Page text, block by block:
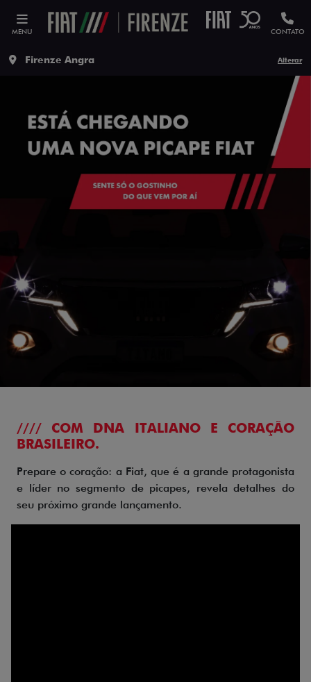
MENU CONTATO
Firenze Angra Alterar
//// COM DNA ITALIANO E CORAÇÃO
BRASILEIRO.
Prepare o coração: a Fiat, que é a grande protagonista
e líder no segmento de picapes, revela detalhes do
seu próximo grande lançamento.